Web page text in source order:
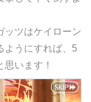
ッツはケイローン
ようにすれば、5
います！